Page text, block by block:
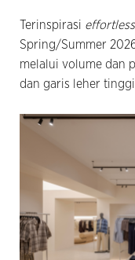
Terinspirasi
Spring/Summer
melalui volume dan
dan garis leher